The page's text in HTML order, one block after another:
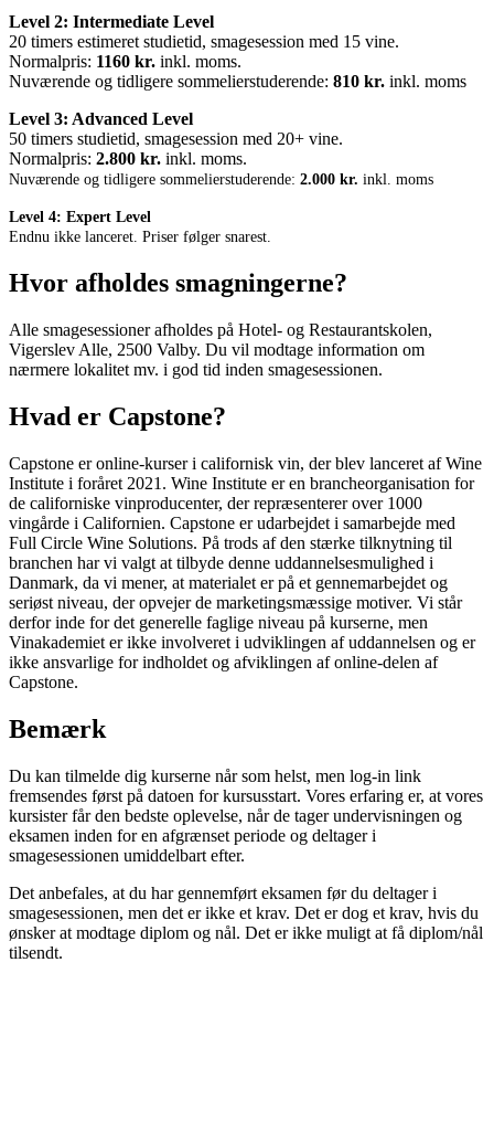
Level 2: Intermediate Level
20 timers estimeret studietid, smagesession med 15 vine.
Normalpris: 1160 kr. inkl. moms.
Nuværende og tidligere sommelierstuderende: 810 kr. inkl. moms
Level 3: Advanced Level
50 timers studietid, smagesession med 20+ vine.
Normalpris: 2.800 kr. inkl. moms.
Nuværende og tidligere sommelierstuderende: 2.000 kr. inkl. moms
Level 4: Expert Level
Endnu ikke lanceret. Priser følger snarest.
Hvor afholdes smagningerne?
Alle smagesessioner afholdes på Hotel- og Restaurantskolen,
Vigerslev Alle, 2500 Valby. Du vil modtage information om
nærmere lokalitet mv. i god tid inden smagesessionen.
Hvad er Capstone?
Capstone er online-kurser i californisk vin, der blev lanceret af Wine
Institute i foråret 2021. Wine Institute er en brancheorganisation for
de californiske vinproducenter, der repræsenterer over 1000
vingårde i Californien. Capstone er udarbejdet i samarbejde med
Full Circle Wine Solutions. På trods af den stærke tilknytning til
branchen har vi valgt at tilbyde denne uddannelsesmulighed i
Danmark, da vi mener, at materialet er på et gennemarbejdet og
seriøst niveau, der opvejer de marketingsmæssige motiver. Vi står
derfor inde for det generelle faglige niveau på kurserne, men
Vinakademiet er ikke involveret i udviklingen af uddannelsen og er
ikke ansvarlige for indholdet og afviklingen af online-delen af
Capstone.
Bemærk
Du kan tilmelde dig kurserne når som helst, men log-in link
fremsendes først på datoen for kursusstart. Vores erfaring er, at vores
kursister får den bedste oplevelse, når de tager undervisningen og
eksamen inden for en afgrænset periode og deltager i
smagesessionen umiddelbart efter.
Det anbefales, at du har gennemført eksamen før du deltager i
smagesessionen, men det er ikke et krav. Det er dog et krav, hvis du
ønsker at modtage diplom og nål. Det er ikke muligt at få diplom/nål
tilsendt.